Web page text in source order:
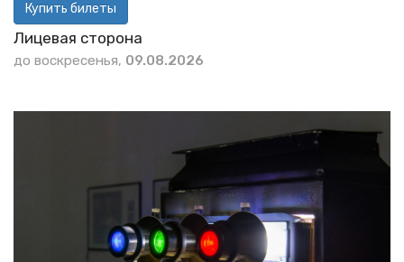
Купить билеты
Лицевая сторона
до воскресенья, 09.08.2026